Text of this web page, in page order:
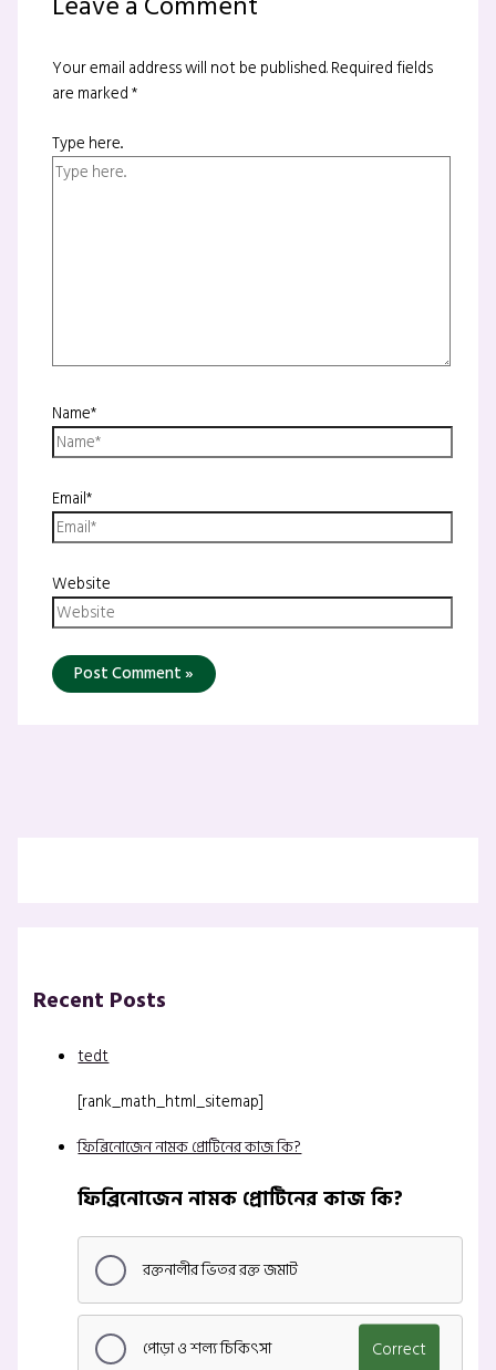
Your email address will not be published.Required fields
are marked*
Type here..
Name*
Email*
Website
Recent Posts
tedt
[rank_math_html_sitemap]
ফিব্রিনোজেন নামক প্রোটিনের কাজ কি?
ফিব্রিনোজেন নামক প্রোটিনের কাজ কি?
রক্তনালীর ভিতর রক্ত জমাট
পোড়া ও শল্য চিকিৎসা Correct